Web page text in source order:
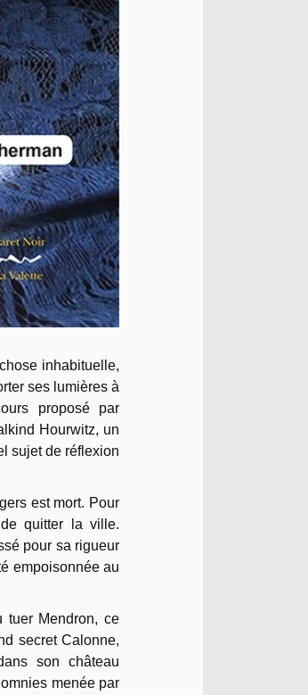
inhabituelle,
ses lumières à
proposé par
Hourwitz, un
sujet de réflexion
est mort. Pour
quitter la ville.
pour sa rigueur
empoisonnée au
tuer Mendron, ce
secret Calonne,
son château
menée par